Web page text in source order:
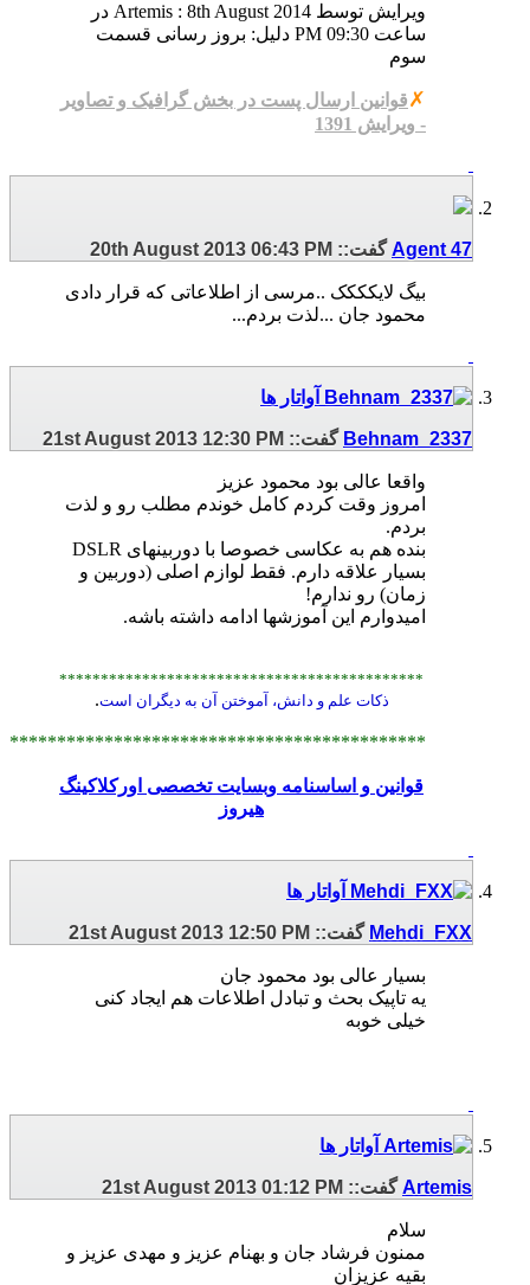
ویرایش توسط Artemis : 8th August 2014 در
ساعت 09:30 PM دلیل: بروز رسانی قسمت
سوم
✗قوانین ارسال پست در بخش گرافیک و تصاویر
- ویرایش 1391
Agent 47 گفت:: 20th August 2013 06:43 PM
بیگ لایکککک ..مرسی از اطلاعاتی که قرار دادی
محمود جان ...لذت بردم...
Behnam_2337 گفت:: 21st August 2013 12:30 PM
واقعا عالی بود محمود عزیز
امروز وقت کردم کامل خوندم مطلب رو و لذت
بردم.
بنده هم به عکاسی خصوصا با دوربینهای DSLR
بسیار علاقه دارم. فقط لوازم اصلی (دوربین و
زمان) رو ندارم!
امیدوارم این آموزشها ادامه داشته باشه.
********************************************
ذکات علم و دانش، آموختن آن به دیگران است.
********************************************
قوانین و اساسنامه وبسایت تخصصی اورکلاکینگ
هیروز
Mehdi_FXX گفت:: 21st August 2013 12:50 PM
بسیار عالی بود محمود جان
یه تاپیک بحث و تبادل اطلاعات هم ایجاد کنی
خیلی خوبه
Artemis گفت:: 21st August 2013 01:12 PM
سلام
ممنون فرشاد جان و بهنام عزیز و مهدی عزیز و
بقیه عزیزان